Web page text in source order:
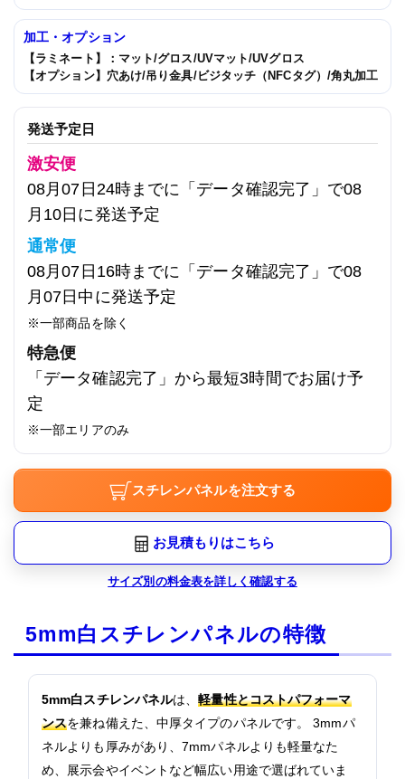
5mm白スチレンパネルの特徴
5mm白スチレンパネルは、軽量性とコストパフォーマ
ンスを兼ね備えた、中厚タイプのパネルです。 3mmパ
ネルよりも厚みがあり、7mmパネルよりも軽量なた
め、展示会やイベントなど幅広い用途で選ばれていま
加工・オプション
【ラミネート】：マット/グロス/UVマット/UVグロス
【オプション】穴あけ/吊り金具/ビジタッチ（NFCタグ）/角丸加工
発送予定日
激安便
08月07日24時までに「データ確認完了」で08
月10日に発送予定
通常便
08月07日16時までに「データ確認完了」で08
月07日中に発送予定
※一部商品を除く
特急便
「データ確認完了」から最短3時間でお届け予
定
※一部エリアのみ
スチレンパネルを注文する
お見積もりはこちら
サイズ別の料金表を詳しく確認する